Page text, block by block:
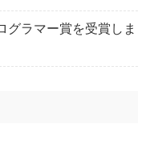
グラマー賞を受賞しま